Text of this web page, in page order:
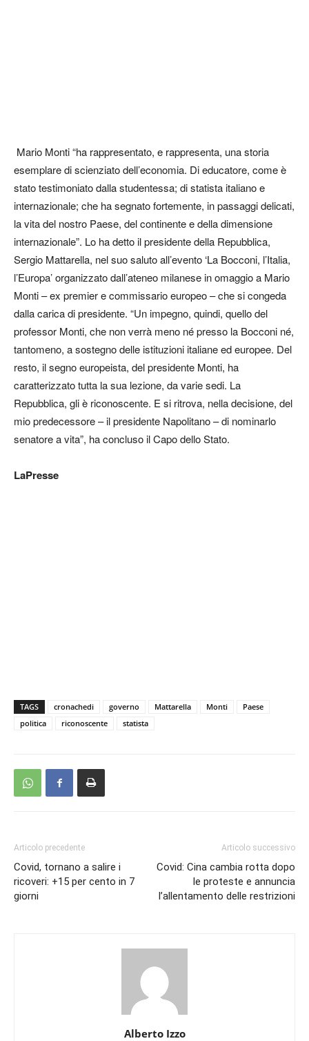
Mario Monti “ha rappresentato, e rappresenta, una storia
esemplare di scienziato dell’economia. Di educatore, come è
stato testimoniato dalla studentessa; di statista italiano e
internazionale; che ha segnato fortemente, in passaggi delicati,
la vita del nostro Paese, del continente e della dimensione
internazionale”. Lo ha detto il presidente della Repubblica,
Sergio Mattarella, nel suo saluto all’evento ‘La Bocconi, l’Italia,
l’Europa’ organizzato dall’ateneo milanese in omaggio a Mario
Monti – ex premier e commissario europeo – che si congeda
dalla carica di presidente. “Un impegno, quindi, quello del
professor Monti, che non verrà meno né presso la Bocconi né,
tantomeno, a sostegno delle istituzioni italiane ed europee. Del
resto, il segno europeista, del presidente Monti, ha
caratterizzato tutta la sua lezione, da varie sedi. La
Repubblica, gli è riconoscente. E si ritrova, nella decisione, del
mio predecessore – il presidente Napolitano – di nominarlo
senatore a vita”, ha concluso il Capo dello Stato.
LaPresse
TAGS cronachedi governo Mattarella Monti
Paese
politica
riconoscente statista
Articolo precedente
Covid, tornano a salire i
ricoveri: +15 per cento in 7
giorni
Articolo successivo
Covid: Cina cambia rotta dopo
le proteste e annuncia
l’allentamento delle restrizioni
Alberto Izzo